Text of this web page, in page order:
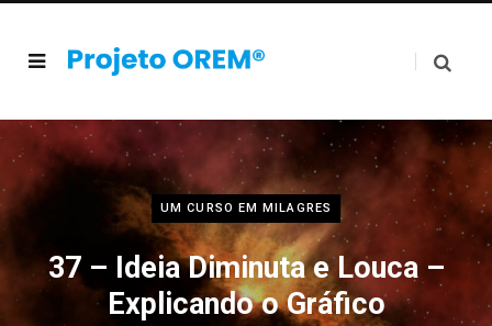
UM CURSO EM MILAGRES
37 – Ideia Diminuta e Louca –
Explicando o Gráfico